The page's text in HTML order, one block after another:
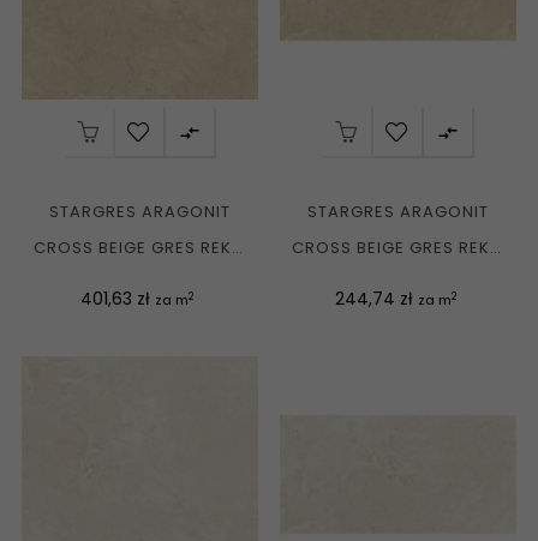

STARGRES ARAGONIT
CROSS BEIGE GRES REKT.
Cena
401,63 zł za m2

STARGRES ARAGONIT
CROSS BEIGE GRES REKT.
Cena
244,74 zł za m2